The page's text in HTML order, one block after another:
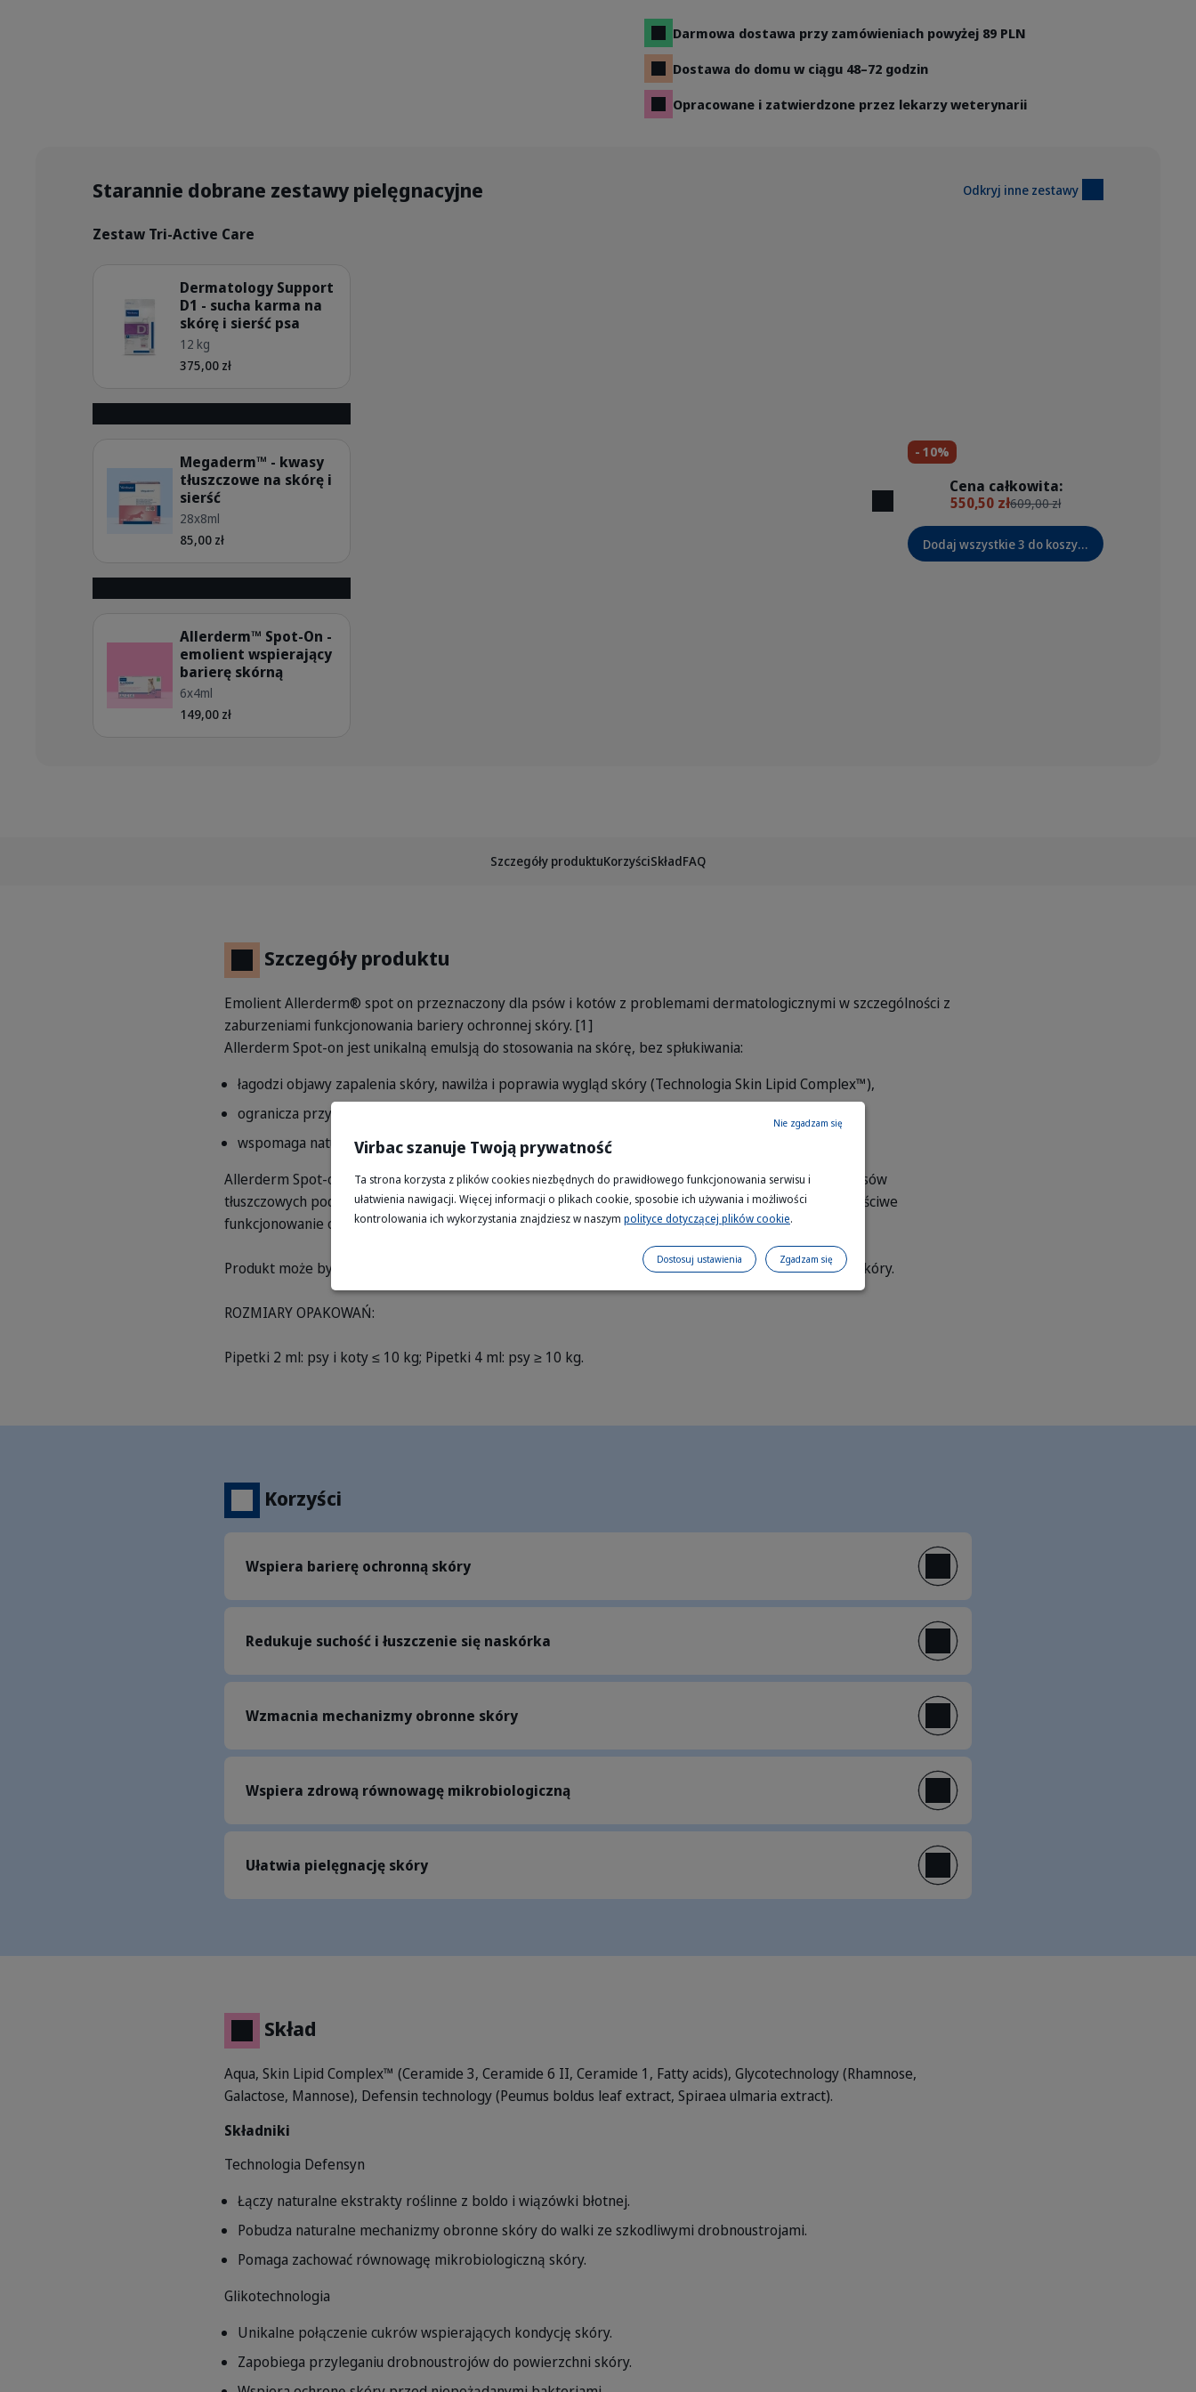
Darmowa dostawa przy zamówieniach powyżej 89 PLN
Dostawa do domu w ciągu 48–72 godzin
Opracowane i zatwierdzone przez lekarzy weterynarii
Starannie dobrane zestawy pielęgnacyjne Odkryj inne zestawy
Zestaw Tri-Active Care
Bag_HPM_D1_dog_face_Packaging-without-kg.jpg
Dermatology Support
D1 - sucha karma na
skórę i sierść psa
12 kg
375,00 zł
Megaderm™ - kwasy
tłuszczowe na skórę i
sierść
28x8ml
85,00 zł
PL_Allerderm-Spot-On_05.2026_1.webp
Allerderm™ Spot-On -
emolient wspierający
barierę skórną
6x4ml
149,00 zł
- 10%
Cena całkowita:
550,50 zł609,00 zł
Dodaj wszystkie 3 do koszyka
Szczegóły produktuKorzyściSkładFAQ
Szczegóły produktu
Emolient Allerderm® spot on przeznaczony dla psów i kotów z problemami dermatologicznymi w szczególności z
zaburzeniami funkcjonowania bariery ochronnej skóry. [1]
Allerderm Spot-on jest unikalną emulsją do stosowania na skórę, bez spłukiwania:
łagodzi objawy zapalenia skóry, nawilża i poprawia wygląd skóry (Technologia Skin Lipid Complex™),
ogranicza przyleganie patogenów do powierzchni skóry (Glycotechnology),
wspomaga naturalną obronę przeciwbakteryjną skóry (Defensin technology).
Allerderm Spot-on zawiera Skin Lipid Complex™ będący wyjątkowym połączeniem ceramidów i kwasów
tłuszczowych podobnych do tych występujących fizjologicznie w skórze psów, które wspomagają właściwe
funkcjonowanie ochronnej bariery naskórkowej.
Produkt może być stosowany jako element terapii proaktywnej w przypadku atopowego zapalenia skóry.
ROZMIARY OPAKOWAŃ:
Pipetki 2 ml: psy i koty ≤ 10 kg; Pipetki 4 ml: psy ≥ 10 kg.
Korzyści
Wspiera barierę ochronną skóry
Redukuje suchość i łuszczenie się naskórka
Wzmacnia mechanizmy obronne skóry
Wspiera zdrową równowagę mikrobiologiczną
Ułatwia pielęgnację skóry
Skład
Aqua, Skin Lipid Complex™ (Ceramide 3, Ceramide 6 II, Ceramide 1, Fatty acids), Glycotechnology (Rhamnose,
Galactose, Mannose), Defensin technology (Peumus boldus leaf extract, Spiraea ulmaria extract).
Składniki
Technologia Defensyn
Łączy naturalne ekstrakty roślinne z boldo i wiązówki błotnej.
Pobudza naturalne mechanizmy obronne skóry do walki ze szkodliwymi drobnoustrojami.
Pomaga zachować równowagę mikrobiologiczną skóry.
Glikotechnologia
Unikalne połączenie cukrów wspierających kondycję skóry.
Zapobiega przyleganiu drobnoustrojów do powierzchni skóry.
Virbac szanuje Twoją prywatność
Ta strona korzysta z plików cookies niezbędnych do prawidłowego funkcjonowania serwisu i
ułatwienia nawigacji. Więcej informacji o plikach cookie, sposobie ich używania i możliwości
kontrolowania ich wykorzystania znajdziesz w naszym polityce dotyczącej plików cookie.
Nie zgadzam się
Zgadzam się
Dostosuj ustawienia